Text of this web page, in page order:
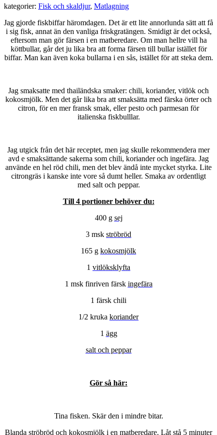
kategorier: Fisk och skaldjur, Matlagning
Jag gjorde fiskbiffar häromdagen. Det är ett lite annorlunda sätt att få
i sig fisk, annat än den vanliga friskgratängen. Smidigt är det också,
eftersom man gör färsen i en matberedare. Om man hellre vill ha
köttbullar, går det ju lika bra att forma färsen till bullar istället för
biffar. Man kan även koka bullarna i en sås, istället för att steka dem.
Jag smaksatte med thailändska smaker: chili, koriander, vitlök och
kokosmjölk. Men det går lika bra att smaksätta med färska örter och
citron, för en mer fransk smak, eller pesto och parmesan för
italienska fiskbulllar.
Jag utgick från det här receptet, men jag skulle rekommendera mer
avd e smaksättande sakerna som chili, koriander och ingefära. Jag
använde en hel röd chili, men det blev ändå inte mycket styrka. Lite
citrongräs i kanske inte vore så dumt heller. Smaka av ordentligt
med salt och peppar.
Till 4 portioner behöver du:
400 g sej
3 msk ströbröd
165 g kokosmjölk
1 vitlöksklyfta
1 msk finriven färsk ingefära
1 färsk chili
1/2 kruka koriander
1 ägg
salt och peppar
Gör så här:
Tina fisken. Skär den i mindre bitar.
Blanda ströbröd och kokosmjölk i en matberedare. Låt stå 5 minuter